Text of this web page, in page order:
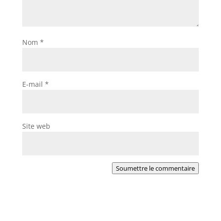
Nom *
E-mail *
Site web
Soumettre le commentaire